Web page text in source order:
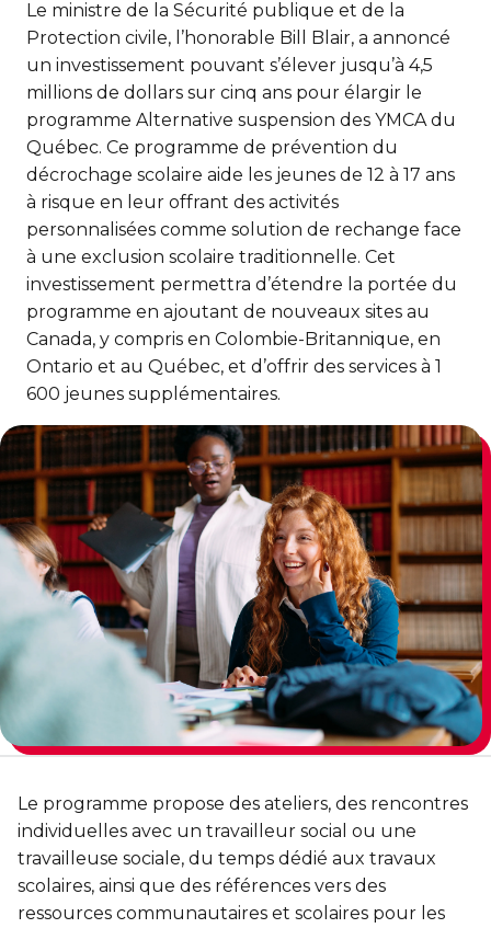
pour enfants
Inscriptions prioritaires : 17 août |
Inscriptions générales : 19 août
DEVENIR MEMBRE
Abonnement
ACTIVITÉS PHYSIQUES
Gym
Cours de groupe
Entraînement privé
Activités et sports au gymnase
Sports pour enfants
Tennis Victoria (Québec)
ACTIVITÉS AQUATIQUES
Cours de natation pour enfants
Cours de natation pour adultes
Cours d'aquaforme
L'histoire de Kanawana
Ancien.ne.s de Kanawana
LES PROGRAMMES
Trouver un camp de vacances
FORFAITS FAMILLE, ÉCOLE ET ENTREPRISE
Hébergement et location d'équipements
Inscriptions prioritaires : 17 août |
Inscriptions générales : 19 août
INTERVENTION ET PRÉVENTION
Prévention des dépendances
PERSÉVÉRANCE SCOLAIRE
Passeport pour ma réussite
Soutien aux familles
Prévention du décrochage scolaire
Transition primaire-secondaire
ENGAGEMENT ET LEADERSHIP
Leadership environnemental C-Vert
Café coop
Coop d'initiation à l'entrepreneuriat collectif
Voir tout
SPORTS
Cours de natation pour enfants
CERTIFICATIONS PHYSIQUES
Entraînement privé
Entraînement de groupe
Entraînement pour aîné.e.s
Aquaforme
Formation continue
Voir tout
QUALIFICATIONS AQUATIQUES ET SECOURISME
Sauvetage
Secourisme et RCR
RÉINTÉGRATION COMMUNAUTAIRE
Réinsertion sociale
Travaux compensatoires
Aide à l'emploi
Travail alternatif journalier
Voir tout
TRAVAIL DE RUE ET DE MILIEU
Dans la rue
À YUL Montréal-Trudeau
En sortant de détention
Voir tout
HÉBERGEMENT TEMPORAIRE
Résidence YMCA Tupper
Résidence YMCA Port-Royal
Le ministre de la Sécurité publique et de la
Protection civile, l’honorable Bill Blair, a annoncé
un investissement pouvant s’élever jusqu’à 4,5
millions de dollars sur cinq ans pour élargir le
programme Alternative suspension des YMCA du
Québec. Ce programme de prévention du
décrochage scolaire aide les jeunes de 12 à 17 ans
à risque en leur offrant des activités
personnalisées comme solution de rechange face
à une exclusion scolaire traditionnelle. Cet
investissement permettra d’étendre la portée du
programme en ajoutant de nouveaux sites au
Canada, y compris en Colombie-Britannique, en
Ontario et au Québec, et d’offrir des services à 1
600 jeunes supplémentaires.
Le programme propose des ateliers, des rencontres
individuelles avec un travailleur social ou une
travailleuse sociale, du temps dédié aux travaux
scolaires, ainsi que des références vers des
ressources communautaires et scolaires pour les